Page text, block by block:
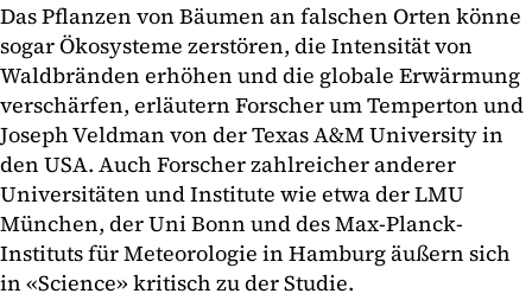
Das Pflanzen von Bäumen an falschen Orten könne
sogar Ökosysteme zerstören, die Intensität von
Waldbränden erhöhen und die globale Erwärmung
verschärfen, erläutern Forscher um Temperton und
Joseph Veldman von der Texas A&M University in
den USA. Auch Forscher zahlreicher anderer
Universitäten und Institute wie etwa der LMU
München, der Uni Bonn und des Max-Planck-
Instituts für Meteorologie in Hamburg äußern sich
in «Science» kritisch zu der Studie.